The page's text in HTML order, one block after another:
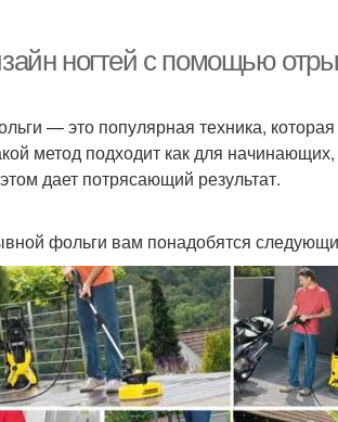
ногтей с помощью
— это популярная техника, которая
метод подходит как для
дает потрясающий результат.
фольги вам понадобятся